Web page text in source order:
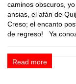
caminos obscuros,
ansias, el afán de
Creso; el encanto
de regreso! Ya
Read more